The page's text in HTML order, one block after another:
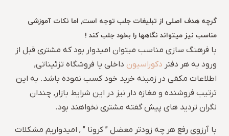
گرچه هدف اصلی از تبلیغات جلب توجه است, اما نکات آموزشی
مناسب نیز میتواند نگاهها را بخود جلب کند !
با فرهنگ سازی مناسب میتوان امیدوار بود که مشتری قبل از
ورود به هر دفتر دکوراسیون داخلی یا فروشگاه تزئیناتی,
اطلاعات مکفی در زمینه خرید خود کسب نموده باشد. به این
ترتیب فروشنده و مغازه دار نیز در این شرایط بازار, چندان
نگران تردید های پیش گفته مشتری نخواهند بود.
با آرزوی رفع هر چه زودتر معضل ” کرونا ” , امیدواریم مشکلات